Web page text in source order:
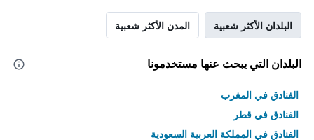
البلدان الأكثر شعبية المدن الأكثر شعبية
البلدان التي يبحث عنها مستخدمونا
الفنادق في المغرب
الفنادق في قطر
الفنادق في المملكة العربية السعودية